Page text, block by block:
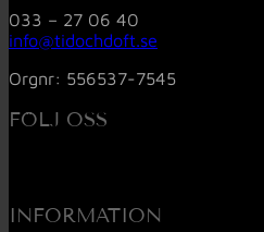
033 – 27 06 40
info@tidochdoft.se
Orgnr: 556537-7545
FÖLJ OSS
INFORMATION